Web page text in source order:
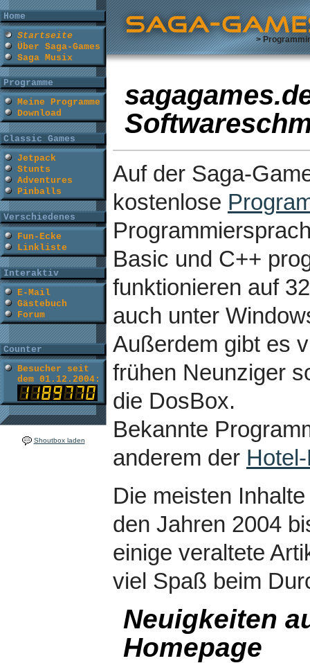
Home
Startseite
Über Saga-Games
Saga Musix
Programme
Meine Programme
Download
Classic Games
Jetpack
Stunts
Adventures
Pinballs
Verschiedenes
Fun-Ecke
Linkliste
Interaktiv
E-Mail
Gästebuch
Forum
Counter
Besucher seit
dem 01.12.2004:
Shoutbox laden
>
Auf der Saga-
kostenlose
Basic und C++
funktionieren auf
auch unter
Außerdem gibt es
frühen Neunziger
die DosBox.
Bekannte
anderem der
Die meisten
den Jahren 2004
einige veraltete
viel Spaß beim
Neuigkeiten
Homepage